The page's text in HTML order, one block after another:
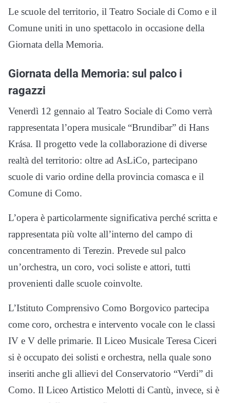
Le scuole del territorio, il Teatro Sociale di Como e il
Comune uniti in uno spettacolo in occasione della
Giornata della Memoria.
Giornata della Memoria: sul palco i
ragazzi
Venerdì 12 gennaio al Teatro Sociale di Como verrà
rappresentata l’opera musicale “Brundibar” di Hans
Krása. Il progetto vede la collaborazione di diverse
realtà del territorio: oltre ad AsLiCo, partecipano
scuole di vario ordine della provincia comasca e il
Comune di Como.
L’opera è particolarmente significativa perché scritta e
rappresentata più volte all’interno del campo di
concentramento di Terezin. Prevede sul palco
un’orchestra, un coro, voci soliste e attori, tutti
provenienti dalle scuole coinvolte.
L’Istituto Comprensivo Como Borgovico partecipa
come coro, orchestra e intervento vocale con le classi
IV e V delle primarie. Il Liceo Musicale Teresa Ciceri
si è occupato dei solisti e orchestra, nella quale sono
inseriti anche gli allievi del Conservatorio “Verdi” di
Como. Il Liceo Artistico Melotti di Cantù, invece, si è